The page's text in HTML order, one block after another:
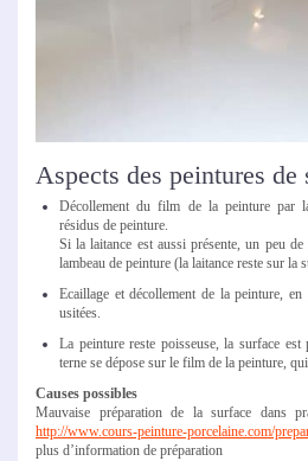
Aspects des peintures de
Décollement du film de la peinture par
résidus de peinture.
Si la laitance est aussi présente, un peu
lambeau de peinture (la laitance reste sur la
Ecaillage et décollement de la peinture,
usitées.
La peinture reste poisseuse, la surface est
terne se dépose sur le film de la peinture,
Causes possibles
Mauvaise préparation de la surface dans
http://www.cours-peinture-porcelaine.com/
plus d’information de préparation